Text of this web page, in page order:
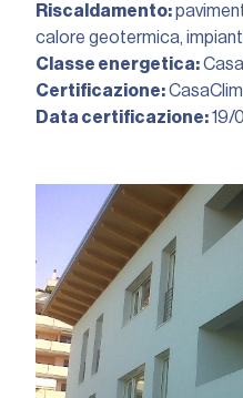
Riscaldamento:
calore geotermica,
Classe energetica:
Certificazione:
Data certificazione:19/